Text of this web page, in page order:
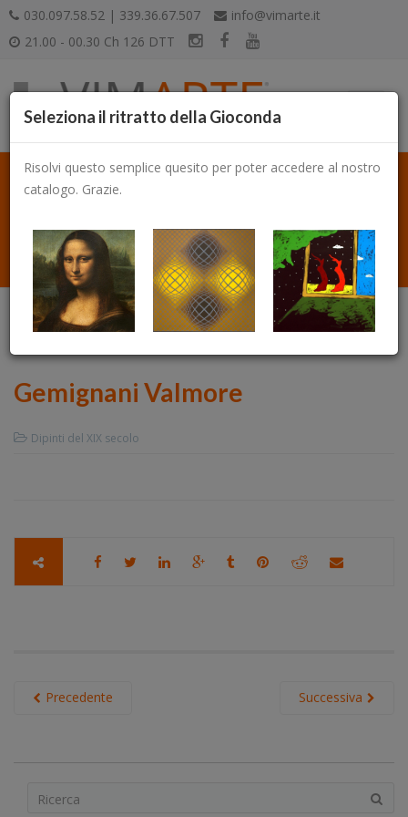
030.097.58.52 | 339.36.67.507
info@vimarte.it
21.00 - 00.30 Ch 126 DTT
Gemignani Valmore
Dipinti del XIX secolo
Successiva
Precedente
Seleziona il ritratto della Gioconda
Risolvi questo semplice quesito per poter accedere al nostro
catalogo. Grazie.